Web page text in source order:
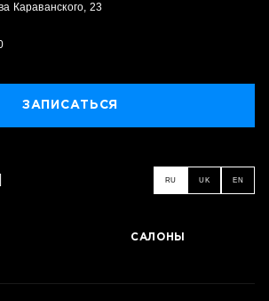
Караванского, 23
ЗАПИСАТЬСЯ
RU UK EN
САЛОНЫ